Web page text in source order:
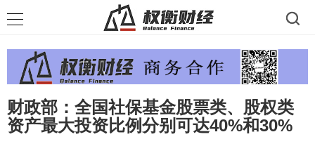
财政部：全国社保基金股票类、股权类
资产最大投资比例分别可达40%和30%